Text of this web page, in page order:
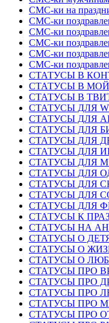
СМС-ки на
СМС-ки
СМС-ки
СМС-ки
СМС-ки
СМС-ки
СТАТУСЫ В
СТАТУСЫ В
СТАТУСЫ В
СТАТУСЫ ДЛЯ
СТАТУСЫ ДЛЯ
СТАТУСЫ ДЛЯ
СТАТУСЫ ДЛЯ
СТАТУСЫ ДЛЯ
СТАТУСЫ ДЛЯ
СТАТУСЫ ДЛЯ
СТАТУСЫ ДЛЯ
СТАТУСЫ ДЛЯ
СТАТУСЫ ДЛЯ
СТАТУСЫ К
СТАТУСЫ НА
СТАТУСЫ О
СТАТУСЫ О
СТАТУСЫ О
СТАТУСЫ ПРО
СТАТУСЫ ПРО
СТАТУСЫ ПРО
СТАТУСЫ ПРО
СТАТУСЫ ПРО